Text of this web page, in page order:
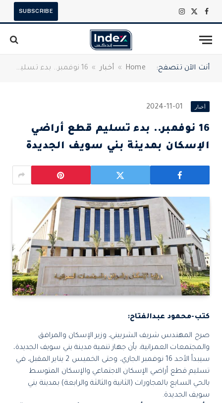
فيسبوك
X
الانستغرام
SUBSCRIBE
أنت الآن تتصفح: Home
» أخبار » 16 نوفمبر.. بدء تسليم قطع أراضي الإسكان بمدينة بني سويف الجديدة
أخبار 2024-11-01
16 نوفمبر.. بدء تسليم قطع أراضي
الإسكان بمدينة بني سويف الجديدة
كتب-محمود عبدالفتاح:
صرح المهندس شريف الشربيني، وزير الإسكان والمرافق
والمجتمعات العمرانية، بأن جهاز تنمية مدينة بني سويف الجديدة،
سيبدأ الأحد 16 نوفمبر الجاري، وحتى الخميس 2 يناير المقبل، في
تسليم قطع أراضي الإسكان الاجتماعي والإسكان المتوسط
بالحي السابع بالمجاورات (الثانية والثالثة والرابعة) بمدينة بني
سويف الجديدة.